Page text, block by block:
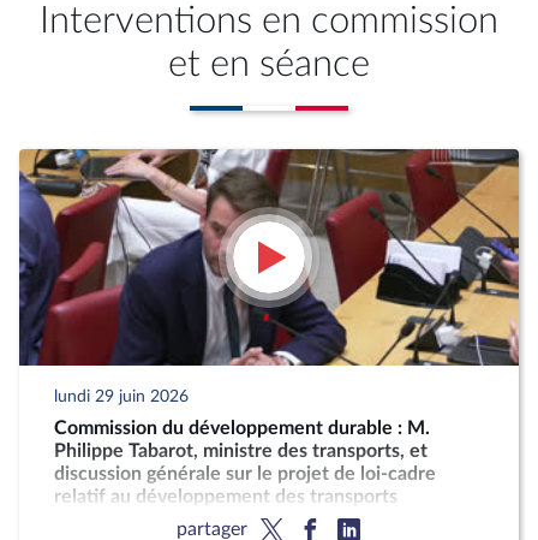
Interventions en commission
et en séance
lundi 29 juin 2026
Commission du développement durable : M.
Philippe Tabarot, ministre des transports, et
discussion générale sur le projet de loi-cadre
relatif au développement des transports
partager